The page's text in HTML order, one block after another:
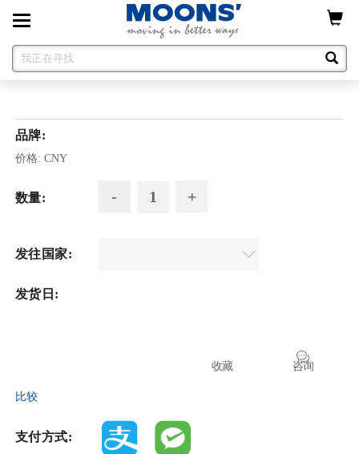
Toggle
navigation
品牌:
价格: CNY
数量:
发往国家:
发货日:
咨询
收藏
比较
支付方式: